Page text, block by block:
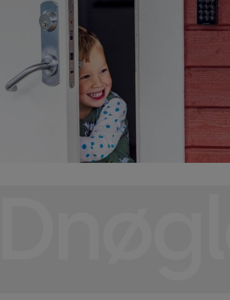
Tilbehør til nemmere
brug
Det smarte DKey-tilbehør giver dig mulighed for at
tilføje funktionalitet til mere bekvem og fleksibel
brug. DKey Smart Home-knappen giver dig genveje til
forudindstillede tilstande, når du er væk og hjemme.
DKey-tastaturet giver adgang med PIN-kode. Og
dKey Network Unit gør det lettere at styre dKey